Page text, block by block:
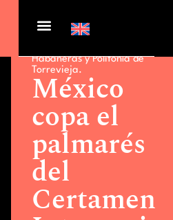
Actualidad >
el palmarés del Certamen
Habaneras y Polifonía de
Torrevieja.
México
copa el
palmarés
del
Certamen